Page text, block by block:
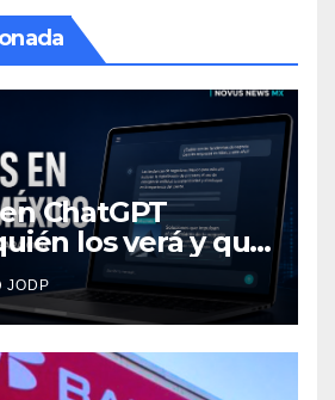
ChatGPT
los verá y qué
las
JODP